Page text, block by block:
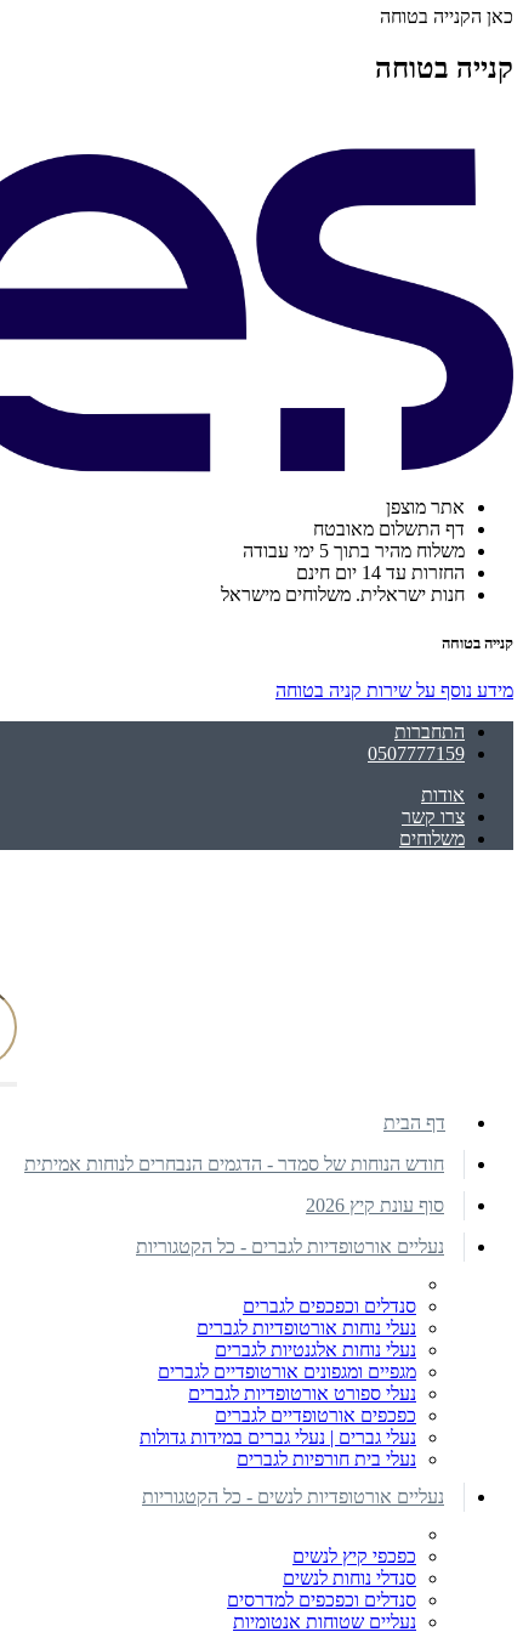
כאן הקנייה בטוחה
קנייה בטוחה
אתר מוצפן
דף התשלום מאובטח
משלוח מהיר בתוך 5 ימי עבודה
החזרות עד 14 יום חינם
חנות ישראלית. משלוחים מישראל
קנייה בטוחה
מידע נוסף על שירות קניה בטוחה
התחברות
0507777159
אודות
צרו קשר
משלוחים
דף הבית
חודש הנוחות של סמדר - הדגמים הנבחרים לנוחות אמיתית
סוף עונת קיץ 2026
נעליים אורטופדיות לגברים - כל הקטגוריות
סנדלים וכפכפים לגברים
נעלי נוחות אורטופדיות לגברים
נעלי נוחות אלגנטיות לגברים
מגפיים ומגפונים אורטופדיים לגברים
נעלי ספורט אורטופדיות לגברים
כפכפים אורטופדיים לגברים
נעלי גברים | נעלי גברים במידות גדולות
נעלי בית חורפיות לגברים
נעליים אורטופדיות לנשים - כל הקטגוריות
כפכפי קיץ לנשים
סנדלי נוחות לנשים
סנדלים וכפכפים למדרסים
נעליים שטוחות אנטומיות